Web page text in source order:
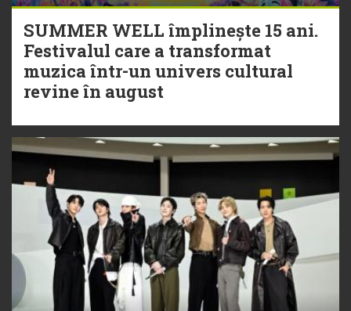
SUMMER WELL împlinește 15 ani.
Festivalul care a transformat
muzica într-un univers cultural
revine în august